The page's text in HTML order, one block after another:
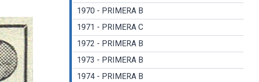
1970 - PRIMERA B
1971 - PRIMERA C
1972 - PRIMERA B
1973 - PRIMERA B
1974 - PRIMERA B